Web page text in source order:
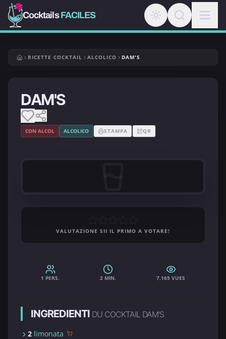
CocktailsFACILES
RICETTE COCKTAIL ALCOLICO DAM'S
DAM'S
CON ALCOL ALCOLICO STAMPA QR
VALUTAZIONE SII IL PRIMO A VOTARE!
1 PERS. 2 MIN. 7,165 VUES
INGREDIENTI DU COCKTAIL DAM'S
2 limonata